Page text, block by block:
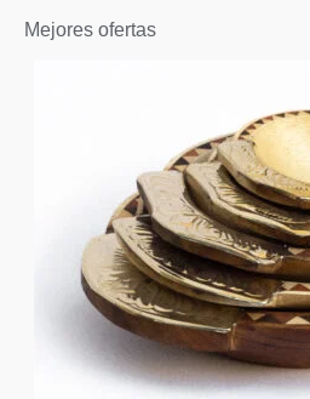
Mejores ofertas